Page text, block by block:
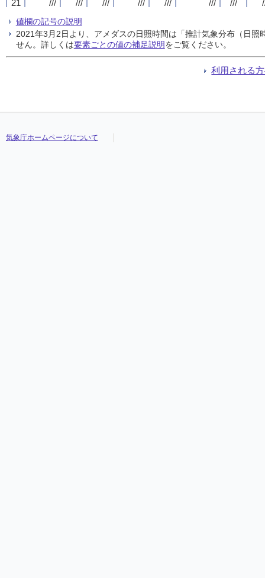
21
/// /// /// /// /// /// ///
23
/// /// ///
24
/// /// /// /// /// /// ///
21
/// /// /// /// /// /// ///
23
/// /// ///
24
/// /// /// /// /// /// ///
21
/// /// /// /// /// /// ///
23
/// /// ///
24
/// /// /// /// /// /// ///
21
/// /// /// /// /// /// ///
23
/// /// ///
24
/// /// /// /// /// /// ///
値欄の記号の説明
2021年3月2日より、アメダスの日照時間は「推計気象分布（日
せん。詳しくは要素ごとの値の補足説明をご覧ください。
利用される
気象庁ホームページについて